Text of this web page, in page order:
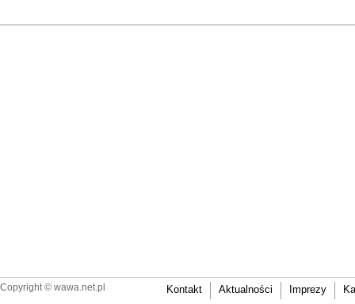
Copyright © wawa.net.pl Kontakt Aktualności Imprezy